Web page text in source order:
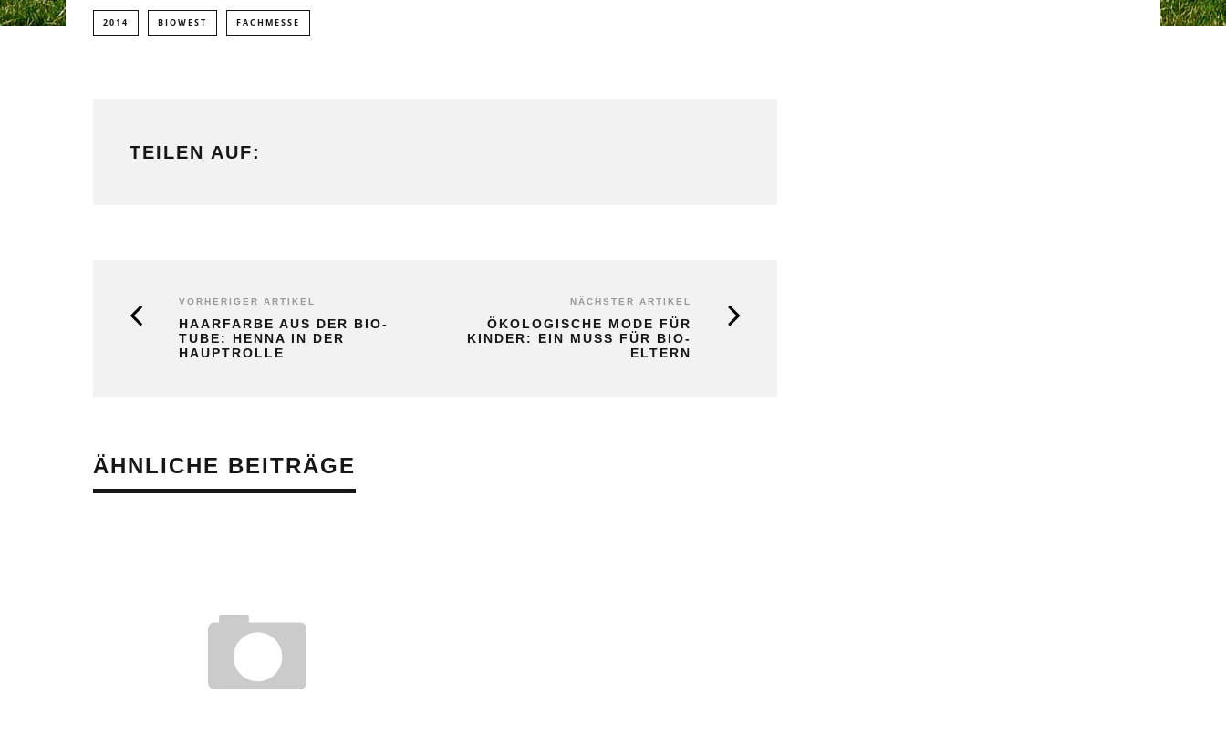
2014 BIOWEST FACHMESSE
TEILEN AUF:
VORHERIGER ARTIKEL
HAARFARBE AUS DER BIO-
TUBE: HENNA IN DER
HAUPTROLLE
NÄCHSTER ARTIKEL
ÖKOLOGISCHE MODE FÜR
KINDER: EIN MUSS FÜR BIO-
ELTERN
ÄHNLICHE BEITRÄGE